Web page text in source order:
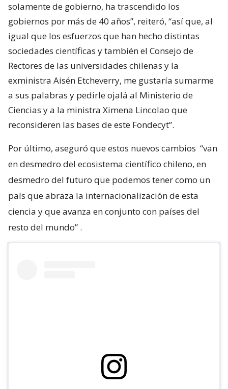
solamente de gobierno, ha trascendido los
gobiernos por más de 40 años”, reiteró, “así que, al
igual que los esfuerzos que han hecho distintas
sociedades científicas y también el Consejo de
Rectores de las universidades chilenas y la
exministra Aisén Etcheverry, me gustaría sumarme
a sus palabras y pedirle ojalá al Ministerio de
Ciencias y a la ministra Ximena Lincolao que
reconsideren las bases de este Fondecyt”.
Por último, aseguró que estos nuevos cambios “van
en desmedro del ecosistema científico chileno, en
desmedro del futuro que podemos tener como un
país que abraza la internacionalización de esta
ciencia y que avanza en conjunto con países del
resto del mundo” .